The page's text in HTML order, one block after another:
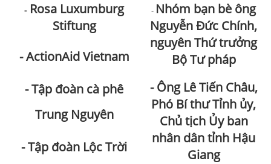
-Rosa Luxumburg
Stiftung
- ActionAid Vietnam
- Tập đoàn cà phê
Trung Nguyên
- Tập đoàn Lộc Trời
- Nhóm bạn bè ông
Nguyễn Đức Chính,
nguyên Thứ trưởng
Bộ Tư pháp
- Ông Lê Tiến Châu,
Phó Bí thư Tỉnh ủy,
Chủ tịch Ủy ban
nhân dân tỉnh Hậu
Giang